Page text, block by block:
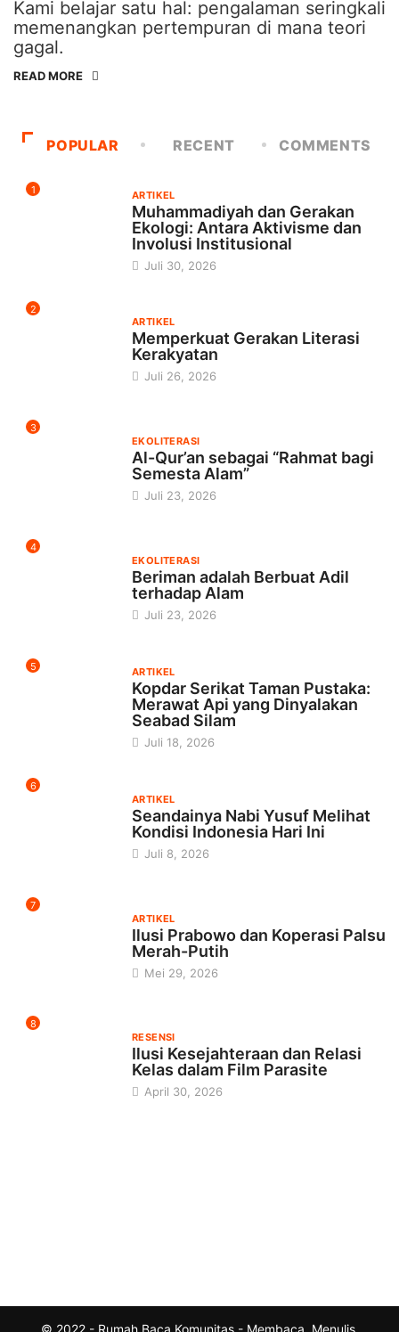
Kami belajar satu hal: pengalaman seringkali
memenangkan pertempuran di mana teori
gagal.
READ MORE
POPULAR RECENT COMMENTS
1 ARTIKEL
Muhammadiyah dan Gerakan
Ekologi: Antara Aktivisme dan
Involusi Institusional
Juli 30, 2026
2
ARTIKEL
Memperkuat Gerakan Literasi
Kerakyatan
Juli 26, 2026
3
EKOLITERASI
Al-Qur’an sebagai “Rahmat bagi
Semesta Alam”
Juli 23, 2026
4
EKOLITERASI
Beriman adalah Berbuat Adil
terhadap Alam
Juli 23, 2026
5 ARTIKEL
Kopdar Serikat Taman Pustaka:
Merawat Api yang Dinyalakan
Seabad Silam
Juli 18, 2026
6
ARTIKEL
Seandainya Nabi Yusuf Melihat
Kondisi Indonesia Hari Ini
Juli 8, 2026
7
ARTIKEL
Ilusi Prabowo dan Koperasi Palsu
Merah-Putih
Mei 29, 2026
8
RESENSI
Ilusi Kesejahteraan dan Relasi
Kelas dalam Film Parasite
April 30, 2026